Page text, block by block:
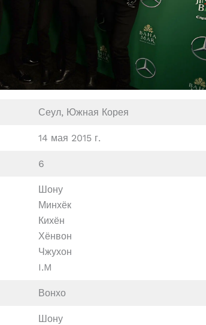
Сеул, Южная Корея
14 мая 2015 г.
6
Шону
Минхёк
Кихён
Хёнвон
Чжухон
I.M
Вонхо
Шону